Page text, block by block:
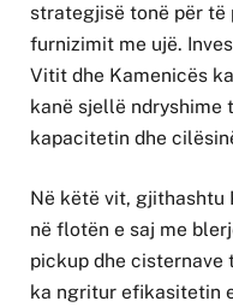
strategjisë tonë për të
furnizimit me ujë.
Vitit dhe Kamenicës
kanë sjellë ndryshime
kapacitetin dhe
Në këtë vit, gjithashtu
në flotën e saj me
pickup dhe cisternave
ka ngritur efikasitetin